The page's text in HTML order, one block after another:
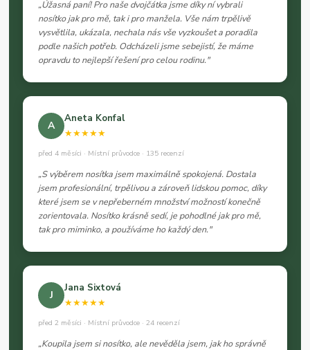
„Úžasná paní! Pro naše dvojčátka jsme díky ní vybrali
nosítko jak pro mě, tak i pro manžela. Vše nám trpělivě
vysvětlila, ukázala, nechala nás vše vyzkoušet a poradila
podle našich potřeb. Odcházeli jsme sebejistí, že máme
opravdu to nejlepší řešení pro celou rodinu."
A
Aneta Konfal
★★★★★
před 4 měsíci · Místní průvodce · 135 recenzí
„S výběrem nosítka jsem maximálně spokojená. Dostala
jsem profesionální, trpělivou a zároveň lidskou pomoc, díky
které jsem se v nepřeberném množství možností konečně
zorientovala. Nosítko krásně sedí, je pohodlné jak pro mě,
tak pro miminko, a používáme ho každý den."
J
Jana Sixtová
★★★★★
před 2 měsíci · Místní průvodce · 24 recenzí
„Koupila jsem si nosítko, ale nevěděla jsem, jak ho správně